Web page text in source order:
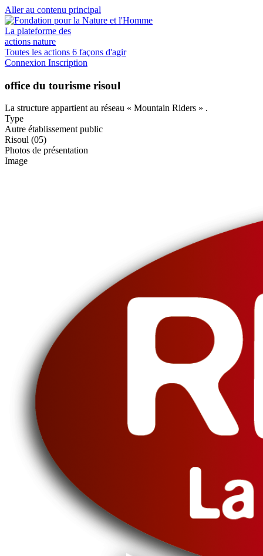
Aller au contenu principal
La plateforme des
actions nature
Toutes les actions 6 façons d'agir
Connexion Inscription
office du tourisme risoul
La structure appartient au réseau « Mountain Riders » .
Type
Autre établissement public
Risoul (05)
Photos de présentation
Image